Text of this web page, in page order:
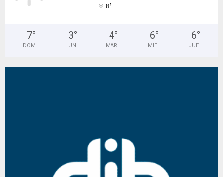
8°
7°
DOM
3°
LUN
4°
MAR
6°
MIE
6°
JUE